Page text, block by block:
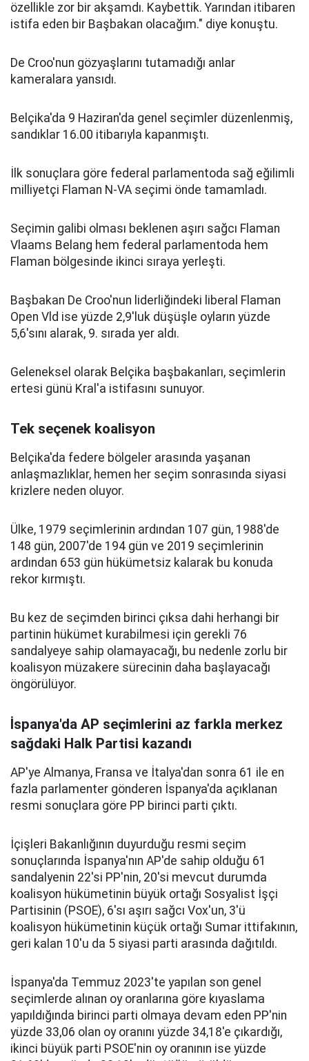
özellikle zor bir akşamdı. Kaybettik. Yarından itibaren
istifa eden bir Başbakan olacağım." diye konuştu.
De Croo'nun gözyaşlarını tutamadığı anlar
kameralara yansıdı.
Belçika'da 9 Haziran'da genel seçimler düzenlenmiş,
sandıklar 16.00 itibarıyla kapanmıştı.
İlk sonuçlara göre federal parlamentoda sağ eğilimli
milliyetçi Flaman N-VA seçimi önde tamamladı.
Seçimin galibi olması beklenen aşırı sağcı Flaman
Vlaams Belang hem federal parlamentoda hem
Flaman bölgesinde ikinci sıraya yerleşti.
Başbakan De Croo'nun liderliğindeki liberal Flaman
Open Vld ise yüzde 2,9'luk düşüşle oyların yüzde
5,6'sını alarak, 9. sırada yer aldı.
Geleneksel olarak Belçika başbakanları, seçimlerin
ertesi günü Kral'a istifasını sunuyor.
Tek seçenek koalisyon
Belçika'da federe bölgeler arasında yaşanan
anlaşmazlıklar, hemen her seçim sonrasında siyasi
krizlere neden oluyor.
Ülke, 1979 seçimlerinin ardından 107 gün, 1988'de
148 gün, 2007'de 194 gün ve 2019 seçimlerinin
ardından 653 gün hükümetsiz kalarak bu konuda
rekor kırmıştı.
Bu kez de seçimden birinci çıksa dahi herhangi bir
partinin hükümet kurabilmesi için gerekli 76
sandalyeye sahip olamayacağı, bu nedenle zorlu bir
koalisyon müzakere sürecinin daha başlayacağı
öngörülüyor.
İspanya'da AP seçimlerini az farkla merkez
sağdaki Halk Partisi kazandı
AP'ye Almanya, Fransa ve İtalya'dan sonra 61 ile en
fazla parlamenter gönderen İspanya'da açıklanan
resmi sonuçlara göre PP birinci parti çıktı.
İçişleri Bakanlığının duyurduğu resmi seçim
sonuçlarında İspanya'nın AP'de sahip olduğu 61
sandalyenin 22'si PP'nin, 20'si mevcut durumda
koalisyon hükümetinin büyük ortağı Sosyalist İşçi
Partisinin (PSOE), 6'sı aşırı sağcı Vox'un, 3'ü
koalisyon hükümetinin küçük ortağı Sumar ittifakının,
geri kalan 10'u da 5 siyasi parti arasında dağıtıldı.
İspanya'da Temmuz 2023'te yapılan son genel
seçimlerde alınan oy oranlarına göre kıyaslama
yapıldığında birinci parti olmaya devam eden PP'nin
yüzde 33,06 olan oy oranını yüzde 34,18'e çıkardığı,
ikinci büyük parti PSOE'nin oy oranının ise yüzde